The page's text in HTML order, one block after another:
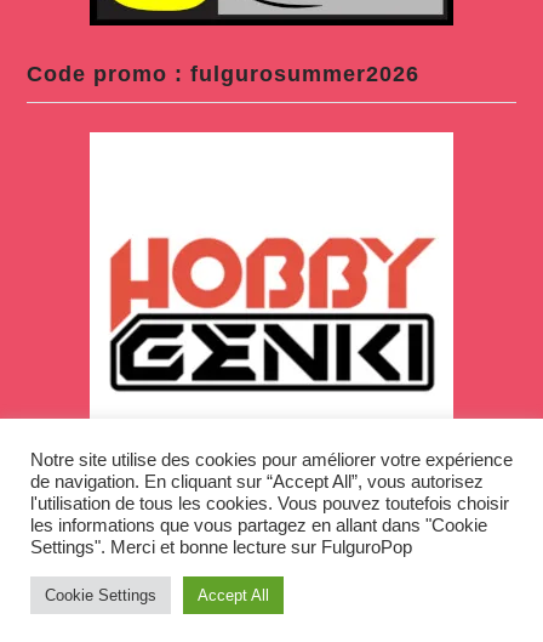
Code promo : fulgurosummer2026
Copyright © 2026
Notre site utilise des cookies pour améliorer votre expérience
de navigation. En cliquant sur “Accept All”, vous autorisez
l'utilisation de tous les cookies. Vous pouvez toutefois choisir
les informations que vous partagez en allant dans "Cookie
Settings". Merci et bonne lecture sur FulguroPop
Cookie Settings Accept All